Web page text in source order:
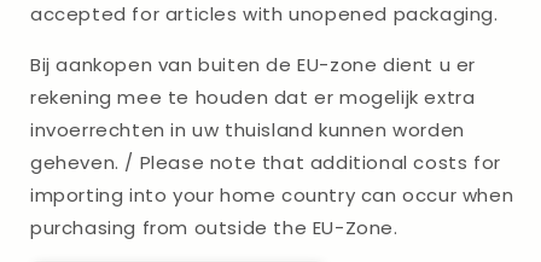
accepted for articles with unopened packaging.
Bij aankopen van buiten de EU-zone dient u er
rekening mee te houden dat er mogelijk extra
invoerrechten in uw thuisland kunnen worden
geheven. / Please note that additional costs for
importing into your home country can occur when
purchasing from outside the EU-Zone.